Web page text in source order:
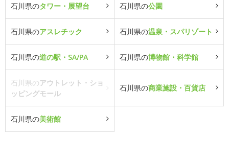
石川県のタワー・展望台 石川県の公園
石川県のアスレチック 石川県の温泉・スパリゾート
石川県の道の駅・SA/PA 石川県の博物館・科学館
石川県のアウトレット・ショ
ッピングモール
石川県の商業施設・百貨店
石川県の美術館